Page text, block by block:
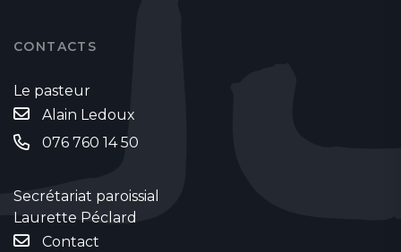
CONTACTS
Le pasteur
Alain Ledoux
076 760 14 50
Secrétariat paroissial
Laurette Péclard
Contact